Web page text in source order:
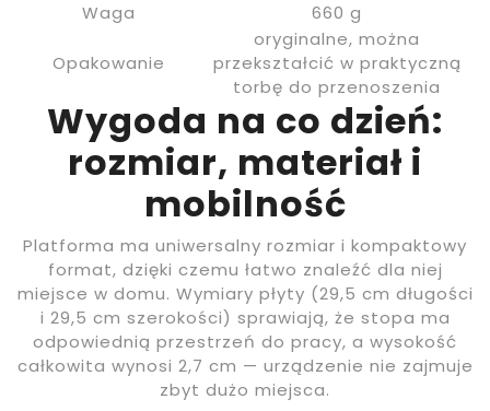
Waga
660 g
Opakowanie
oryginalne, można
przekształcić w praktyczną
torbę do przenoszenia
Wygoda na co dzień:
rozmiar, materiał i
mobilność
Platforma ma uniwersalny rozmiar i kompaktowy
format, dzięki czemu łatwo znaleźć dla niej
miejsce w domu. Wymiary płyty (29,5 cm długości
i 29,5 cm szerokości) sprawiają, że stopa ma
odpowiednią przestrzeń do pracy, a wysokość
całkowita wynosi 2,7 cm — urządzenie nie zajmuje
zbyt dużo miejsca.